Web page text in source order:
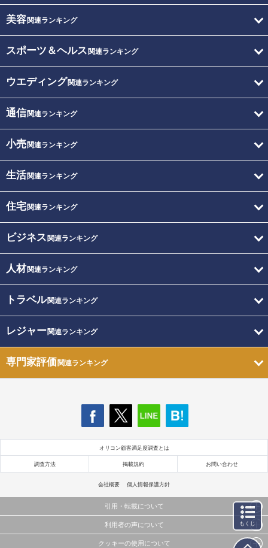
美容関連ランキング
スポーツ＆ヘルス 関連ランキング
ウエディング関連ランキング
通信関連ランキング
小売関連ランキング
生活関連ランキング
住宅関連ランキング
ビジネス 関連ランキング
人材関連ランキング
トラベル関連ランキング
レジャー関連ランキング
専門家評価関連ランキング
オリコン顧客満足度調査とは
調査方法 掲載規約 お問い合わせ
会社概要 個人情報保護方針
引用・転載について
当サイトで公開されている情報（文字、写真、イラスト、画像データ等）及びこれらの配置・
利用者の声について
当サイトに掲載している内容はすべてサービスの利用者が提出された見解・感想です。
クッキーの使用について
もくじ